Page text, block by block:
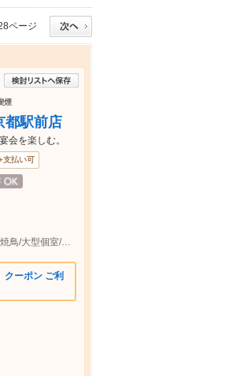
ページ
煙
駅前店
会を楽しむ。
支払い可
京都駅２出口より徒歩1分 大人数/完全個室/歓送迎会/昼飲み/海鮮/焼鳥/大型個室/飲み放題/寿司/浜焼き
クーポン ご利